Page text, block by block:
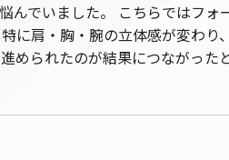
でいました。 こちらではフォ
に肩・胸・腕の立体感が変わり
られたのが結果につながった